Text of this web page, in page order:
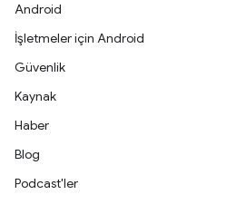
Android
İşletmeler için Android
Güvenlik
Kaynak
Haber
Blog
Podcast'ler